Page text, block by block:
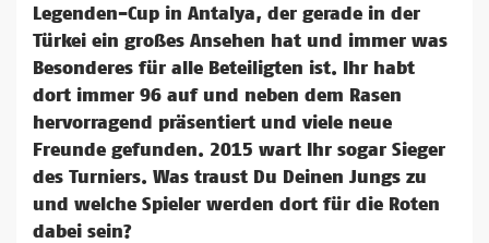
Legenden-Cup in Antalya, der gerade in der
Türkei ein großes Ansehen hat und immer was
Besonderes für alle Beteiligten ist. Ihr habt
dort immer 96 auf und neben dem Rasen
hervorragend präsentiert und viele neue
Freunde gefunden. 2015 wart Ihr sogar Sieger
des Turniers. Was traust Du Deinen Jungs zu
und welche Spieler werden dort für die Roten
dabei sein?